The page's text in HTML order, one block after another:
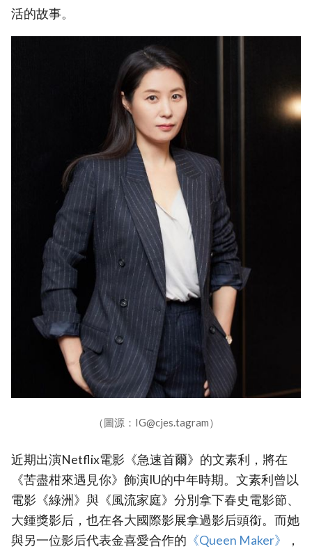
活的故事。
（圖源：IG@cjes.tagram）
近期出演Netflix電影《急速首爾》的文素利，將在
《苦盡柑來遇見你》飾演IU的中年時期。文素利曾以
電影《綠洲》與《風流家庭》分別拿下春史電影節、
大鍾獎影后，也在各大國際影展拿過影后頭銜。而她
與另一位影后代表金喜愛合作的 ‎《Queen Maker》
，